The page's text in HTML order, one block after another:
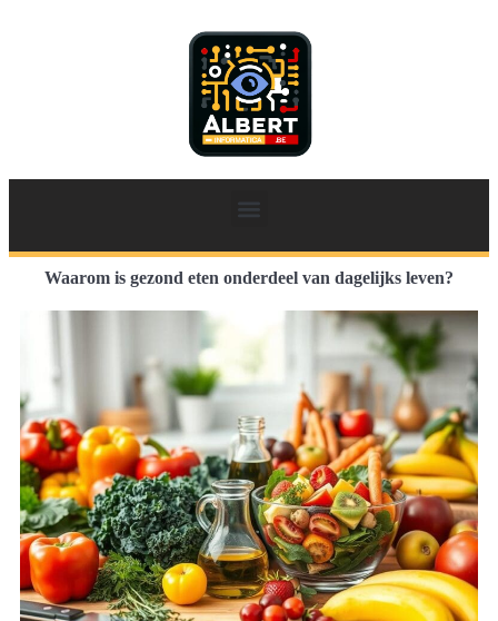
Waarom is gezond eten onderdeel van dagelijks leven?